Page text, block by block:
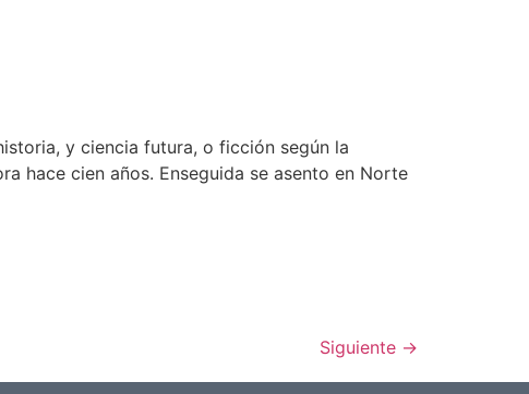
y ciencia futura, o ficción según la
hace cien años. Enseguida se asento en Norte
Siguiente →